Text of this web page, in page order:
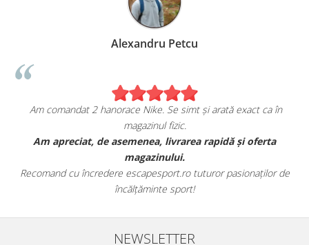
Alexandru Petcu
Am comandat 2 hanorace Nike. Se simt și arată exact ca în
magazinul fizic.
Am apreciat, de asemenea, livrarea rapidă și oferta
magazinului.
Recomand cu încredere escapesport.ro tuturor pasionaților de
încălțăminte sport!
NEWSLETTER